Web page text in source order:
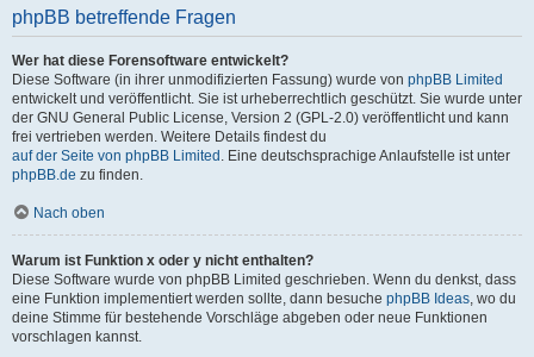
phpBB betreffende Fragen
Wer hat diese Forensoftware entwickelt?
Diese Software (in ihrer unmodifizierten Fassung) wurde von phpBB Limited
entwickelt und veröffentlicht. Sie ist urheberrechtlich geschützt. Sie wurde unter
der GNU General Public License, Version 2 (GPL-2.0) veröffentlicht und kann
frei vertrieben werden. Weitere Details findest du
auf der Seite von phpBB Limited . Eine deutschsprachige Anlaufstelle ist unter
phpBB.de zu finden.
Nach oben
Warum ist Funktion x oder y nicht enthalten?
Diese Software wurde von phpBB Limited geschrieben. Wenn du denkst, dass
eine Funktion implementiert werden sollte, dann besuche phpBB Ideas, wo du
deine Stimme für bestehende Vorschläge abgeben oder neue Funktionen
vorschlagen kannst.